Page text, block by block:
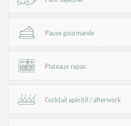
Pause gourmande
Plateaux repas
Cocktail apéritif / afterwork